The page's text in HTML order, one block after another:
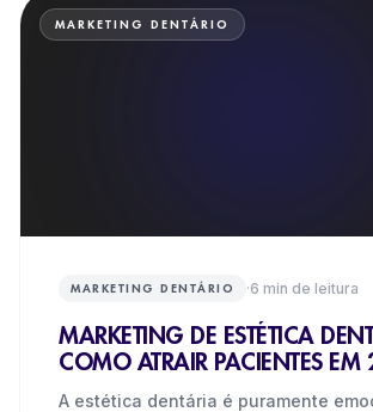
MARKETING DENTÁRIO
MARKETING DENTÁRIO ·6 min de leitura
MARKETING DE ESTÉTICA
COMO ATRAIR PACIENTES
A estética dentária é puramente